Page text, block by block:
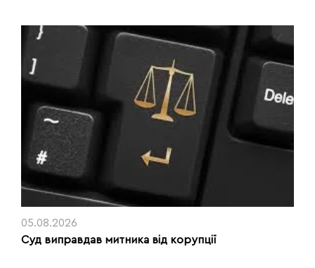
05.08.2026
Суд виправдав митника від корупції